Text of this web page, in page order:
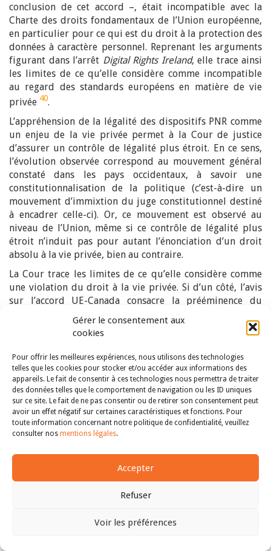
Gérer le consentement aux
cookies
Pour offrir les meilleures expériences, nous utilisons des technologies
telles que les cookies pour stocker et/ou accéder aux informations des
appareils. Le fait de consentir à ces technologies nous permettra de traiter
des données telles que le comportement de navigation ou les ID uniques
sur ce site. Le fait de ne pas consentir ou de retirer son consentement peut
avoir un effet négatif sur certaines caractéristiques et fonctions. Pour
toute information concernant notre politique de confidentialité, veuillez
consulter nos mentions légales.
Accepter
Refuser
Voir les préférences
conclusion de cet accord –, était incompatible avec la
Charte des droits fondamentaux de l’Union européenne,
en particulier pour ce qui est du droit à la protection des
données à caractère personnel. Reprenant les arguments
figurant dans l’arrêt Digital Rights Ireland, elle trace ainsi
les limites de ce qu’elle considère comme incompatible
au regard des standards européens en matière de vie
privée 40.
L’appréhension de la légalité des dispositifs PNR comme
un enjeu de la vie privée permet à la Cour de justice
d’assurer un contrôle de légalité plus étroit. En ce sens,
l’évolution observée correspond au mouvement général
constaté dans les pays occidentaux, à savoir une
constitutionnalisation de la politique (c’est-à-dire un
mouvement d’immixtion du juge constitutionnel destiné
à encadrer celle-ci). Or, ce mouvement est observé au
niveau de l’Union, même si ce contrôle de légalité plus
étroit n’induit pas pour autant l’énonciation d’un droit
absolu à la vie privée, bien au contraire.
La Cour trace les limites de ce qu’elle considère comme
une violation du droit à la vie privée. Si d’un côté, l’avis
sur l’accord UE-Canada consacre la prééminence du
personnel, de l’autre, la solution rendue ne fait pas de la
tout dispositif PNR, au contraire. Dans leur avis du 26
juillet 2017, les juges se livrent à un examen circonstancié
de la portée des dispositions du texte au regard de la
stricte nécessité de l’ingérence dans les droits
fondamentaux et du principe de proportionnalité. Ils en
déduisent qu’en soi, le dispositif PNR ne porte pas
atteinte à la protection des données
En reprenant les arguments développés par l’avocat
, favorables à la qualification du
problème généré par cet accord comme une atteinte
grave à la vie privée, l’arrêt peut apparaître de prime
, mais en réalité, l’appréciation de la Cour de